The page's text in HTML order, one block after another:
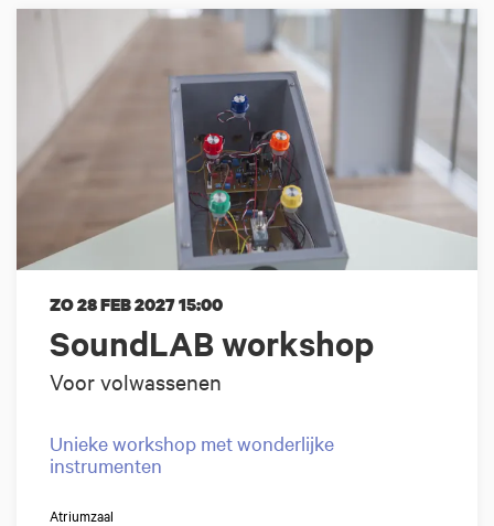
SoundLAB workshop
Voor volwassenen
ZO 28 FEB 202715:00
Unieke workshop met wonderlijke
instrumenten
Atriumzaal